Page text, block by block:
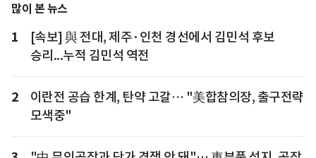
많이 본 뉴스
1
[속보] 與 전대, 제주·인천 경선에서 김민석 후보
승리...누적 김민석 역전
2
이란전 공습 한계, 탄약 고갈… "美합참의장, 출구전략
모색중"